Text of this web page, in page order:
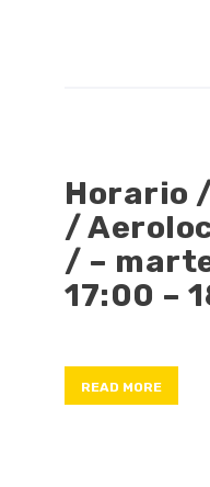
Horario /
/
/ –
17:00 –
READ MORE